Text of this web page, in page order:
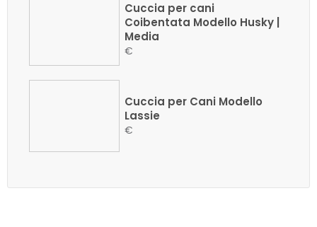
Cuccia per cani
Coibentata Modello Husky |
Media
€
Cuccia per Cani Modello
Lassie
€